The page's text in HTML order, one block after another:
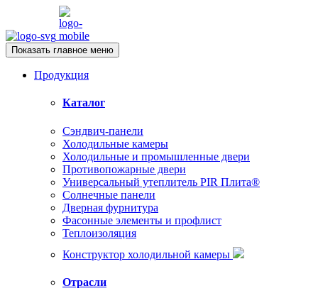
Показать главное меню
Продукция
Каталог
Сэндвич-панели
Холодильные камеры
Холодильные и промышленные двери
Противопожарные двери
Универсальный утеплитель PIR Плита®
Солнечные панели
Дверная фурнитура
Фасонные элементы и профлист
Теплоизоляция
Конструктор холодильной камеры
Отрасли